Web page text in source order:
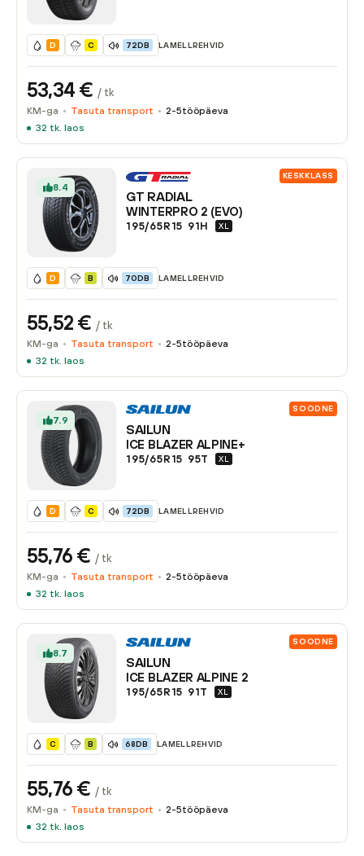
D C 72DB LAMELLREHVID
53,34 € / tk
KM-ga Tasuta transport 2-5tööpäeva
32 tk. laos
8.4
KESKKLASS
GT RADIAL
WINTERPRO 2 (EVO)
195/65R15 91H XL
D B 70DB LAMELLREHVID
55,52 € / tk
KM-ga Tasuta transport 2-5tööpäeva
32 tk. laos
7.9
SOODNE
SAILUN
ICE BLAZER ALPINE+
195/65R15 95T XL
D C 72DB LAMELLREHVID
55,76 € / tk
KM-ga Tasuta transport 2-5tööpäeva
32 tk. laos
8.7
SOODNE
SAILUN
ICE BLAZER ALPINE 2
195/65R15 91T XL
C B 68DB LAMELLREHVID
55,76 € / tk
KM-ga Tasuta transport 2-5tööpäeva
32 tk. laos